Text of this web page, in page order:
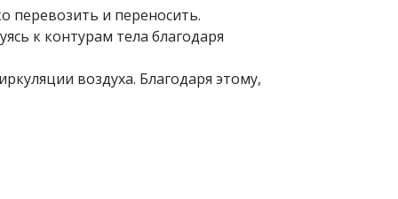
перевозить и переносить.
к контурам тела благодаря
воздуха. Благодаря этому,